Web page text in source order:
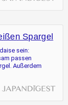
Spargel
sein:
passen
Außerdem